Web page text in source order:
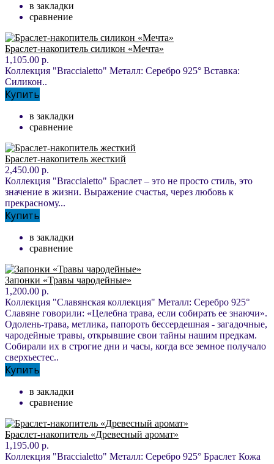
в закладки
сравнение
Браслет-накопитель силикон «Мечта»
1,105.00 р.
Коллекция "Braccialetto" Металл: Серебро 925° Вставка:
Силикон..
Купить
в закладки
сравнение
Браслет-накопитель жесткий
2,450.00 р.
Коллекция "Braccialetto" Браслет – это не просто стиль, это
значение в жизни. Выражение счастья, через любовь к
прекрасному...
Купить
в закладки
сравнение
Запонки «Травы чародейные»
1,200.00 р.
Коллекция "Славянская коллекция" Металл: Серебро 925°
Славяне говорили: «Целебна трава, если собирать ее знаючи».
Одолень-трава, метлика, папороть бессердешная - загадочные,
чародейные травы, открывшие свои тайны нашим предкам.
Собирали их в строгие дни и часы, когда все земное получало
сверхъестес..
Купить
в закладки
сравнение
Браслет-накопитель «Древесный аромат»
1,195.00 р.
Коллекция "Braccialetto" Металл: Серебро 925° Браслет Кожа